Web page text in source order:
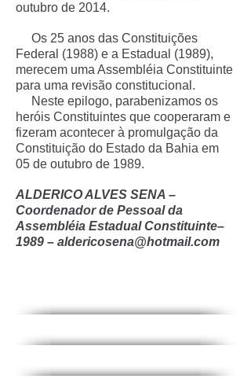
outubro de 2014.
Os 25 anos das Constituições
Federal (1988) e a Estadual (1989),
merecem uma Assembléia Constituinte
para uma revisão constitucional.
Neste epilogo, parabenizamos os
heróis Constituintes que cooperaram e
fizeram acontecer à promulgação da
Constituição do Estado da Bahia em
05 de outubro de 1989.
ALDERICO ALVES SENA –
Coordenador de Pessoal da
Assembléia Estadual Constituinte–
1989 – aldericosena@hotmail.com